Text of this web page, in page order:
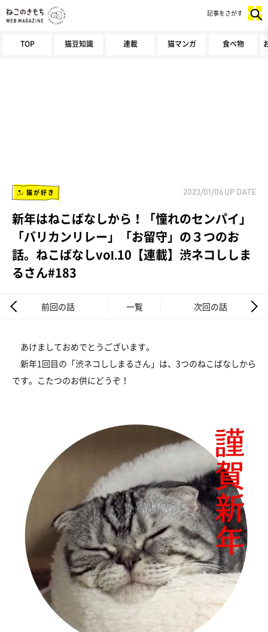
TOP 猫豆知識 連載 猫マンガ 食べ物
記事をさがす
猫が好き 2023/01/06 UP DATE
新年はねこばなしから！「憧れのセンパイ」
「バリカンリレー」「お留守」の３つのお
話。ねこばなしvol.10【連載】渋ネコししま
るさん#183
前回の話 一覧 次回の話
あけましておめでとうございます。
新年1回目の「渋ネコししまるさん」は、3つのねこばなしから
です。こたつのお供にどうぞ！